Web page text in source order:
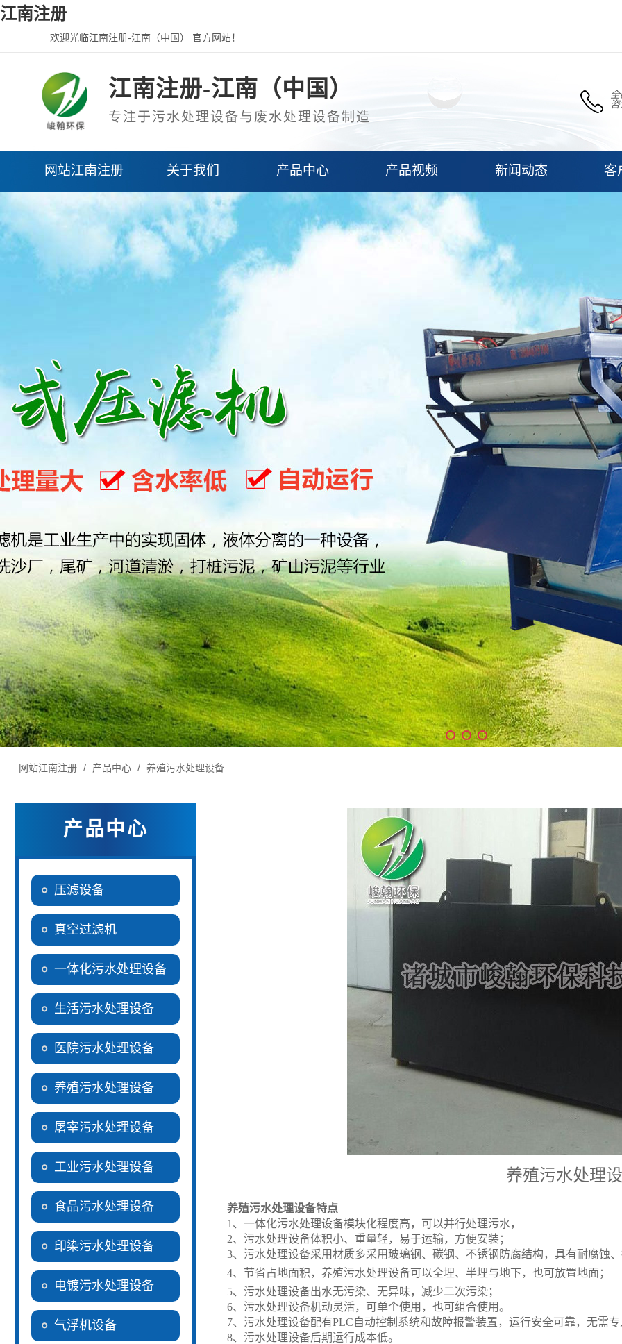
江南注册
欢迎光临江南注册-江南（中国） 官方网站！
江南注册-江南（中国）
专注于污水处理设备与废水处理设备制造
网站江南注册 关于我们 产品中心 产品视频 新闻动态 客
网站江南注册 / 产品中心 / 养殖污水处理设备
产品中心
压滤设备
真空过滤机
一体化污水处理设备
生活污水处理设备
医院污水处理设备
养殖污水处理设备
屠宰污水处理设备
工业污水处理设备
食品污水处理设备
印染污水处理设备
电镀污水处理设备
气浮机设备
养殖污水处理
养殖污水处理设备特点
1、一体化污水处理设备模块化程度高，可以并行处理污水，
2、污水处理设备体积小、重量轻，易于运输，方便安装；
3、污水处理设备采用材质多采用玻璃钢、碳钢、不锈钢防腐结构，具有耐腐蚀
4、节省占地面积，养殖污水处理设备可以全埋、半埋与地下，也可放置地面；
5、污水处理设备出水无污染、无异味，减少二次污染；
6、污水处理设备机动灵活，可单个使用，也可组合使用。
7、污水处理设备配有PLC自动控制系统和故障报警装置，运行安全可靠，无需
8、污水处理设备后期运行成本低。